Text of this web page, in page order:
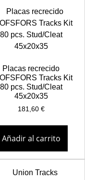
Placas recrecido
Tracks Kit
80 pcs. Stud/Cleat
45x20x35
181,60 €
Añadir al carrito